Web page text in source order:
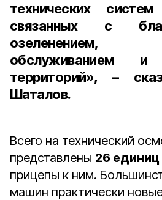
технических
связанных с
озеленением,
обслуживанием и
территорий», –
Шаталов.
Всего на технический
представлены 26 единиц
прицепы к ним.
машин практически